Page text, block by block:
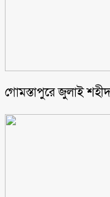
গোমস্তাপুরে জুলাই